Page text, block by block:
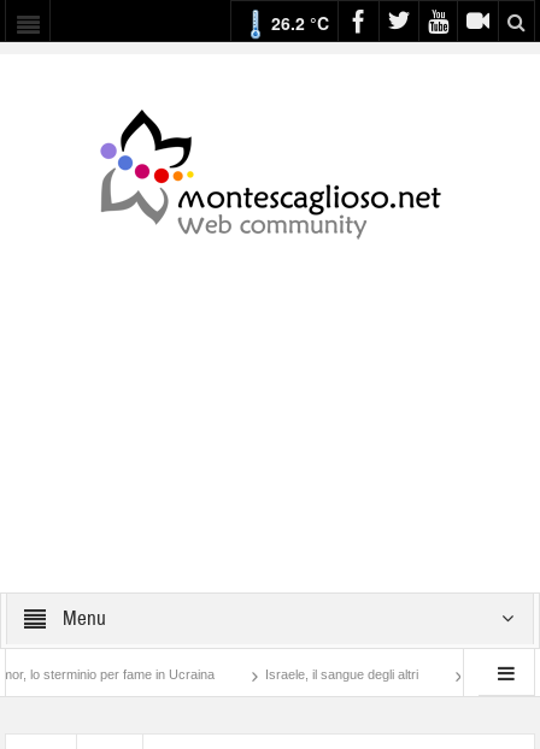
26.2 °C
Menu
per fame in Ucraina Israele, il sangue degli altri Lotta di classe… tra